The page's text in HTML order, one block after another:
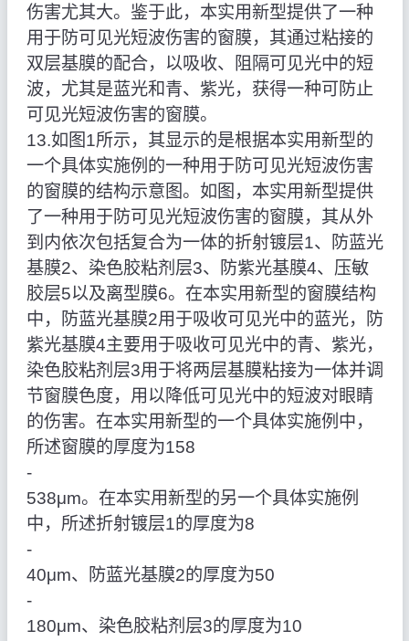
伤害尤其大。鉴于此，本实用新型提供了一种
用于防可见光短波伤害的窗膜，其通过粘接的
双层基膜的配合，以吸收、阻隔可见光中的短
波，尤其是蓝光和青、紫光，获得一种可防止
可见光短波伤害的窗膜。
13.如图1所示，其显示的是根据本实用新型的
一个具体实施例的一种用于防可见光短波伤害
的窗膜的结构示意图。如图，本实用新型提供
了一种用于防可见光短波伤害的窗膜，其从外
到内依次包括复合为一体的折射镀层1、防蓝光
基膜2、染色胶粘剂层3、防紫光基膜4、压敏
胶层5以及离型膜6。在本实用新型的窗膜结构
中，防蓝光基膜2用于吸收可见光中的蓝光，防
紫光基膜4主要用于吸收可见光中的青、紫光，
染色胶粘剂层3用于将两层基膜粘接为一体并调
节窗膜色度，用以降低可见光中的短波对眼睛
的伤害。在本实用新型的一个具体实施例中，
所述窗膜的厚度为158
‑
538μm。在本实用新型的另一个具体实施例
中，所述折射镀层1的厚度为8
‑
40μm、防蓝光基膜2的厚度为50
‑
180μm、染色胶粘剂层3的厚度为10